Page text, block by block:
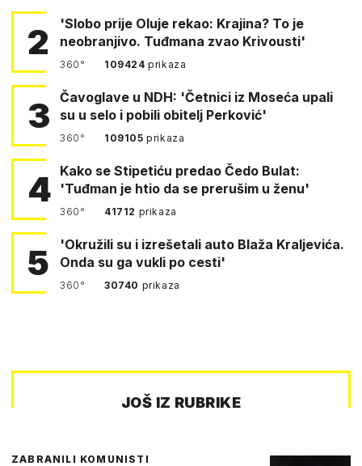
2
'Slobo prije Oluje rekao: Krajina? To je
neobranjivo. Tuđmana zvao Krivousti'
360° 109424prikaza
3
Čavoglave u NDH: 'Četnici iz Moseća upali
su u selo i pobili obitelj Perković'
360° 109105prikaza
4 Kako se Stipetiću predao Čedo Bulat:
'Tuđman je htio da se prerušim u ženu'
360° 41712 prikaza
5
'Okružili su i izrešetali auto Blaža Kraljevića.
Onda su ga vukli po cesti'
360° 30740 prikaza
JOŠ IZ RUBRIKE
ZABRANILI KOMUNISTI